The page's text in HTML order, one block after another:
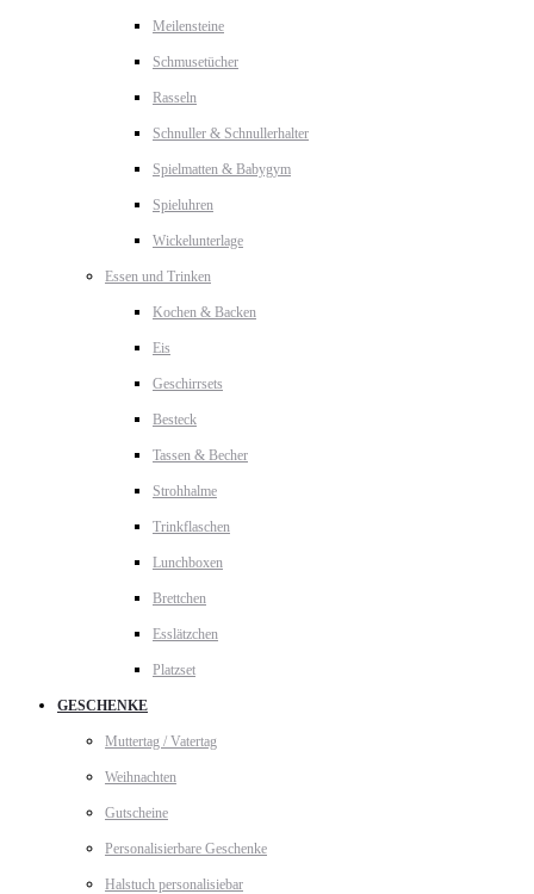
Meilensteine
Schmusetücher
Rasseln
Schnuller & Schnullerhalter
Spielmatten & Babygym
Spieluhren
Wickelunterlage
Essen und Trinken
Kochen & Backen
Eis
Geschirrsets
Besteck
Tassen & Becher
Strohhalme
Trinkflaschen
Lunchboxen
Brettchen
Esslätzchen
Platzset
GESCHENKE
Muttertag / Vatertag
Weihnachten
Gutscheine
Personalisierbare Geschenke
Halstuch personalisiebar